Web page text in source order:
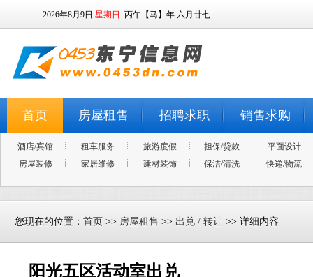
2026年8月9日 星期日 丙午【马】年 六月廿七
首页 房屋租售 招聘求职 销售求购
酒店/宾馆 租车服务 旅游度假 担保/贷款
平面设计
房屋装修
家居维修 建材装饰 保洁/清洗 快递/物流
您现在的位置： 首页 >> 房屋租售 >> 出兑 / 转让 >> 详细内容
阳光五区活动室出兑